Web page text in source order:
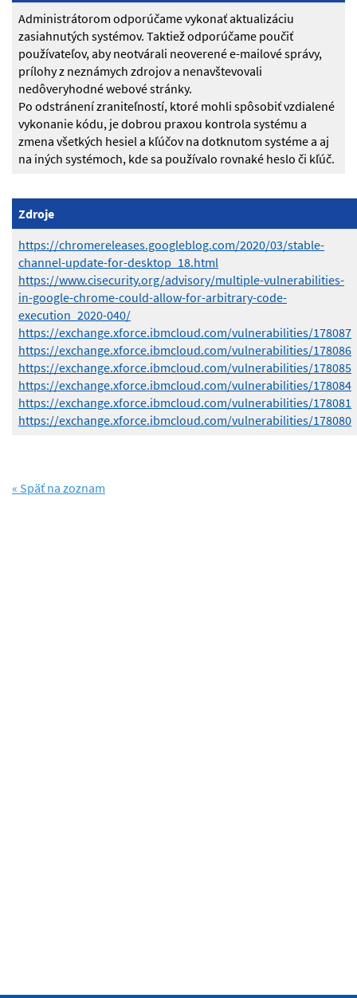
Administrátorom odporúčame vykonať aktualizáciu
zasiahnutých systémov. Taktiež odporúčame poučiť
používateľov, aby neotvárali neoverené e-mailové správy,
prílohy z neznámych zdrojov a nenavštevovali
nedôveryhodné webové stránky.
Po odstránení zraniteľností, ktoré mohli spôsobiť vzdialené
vykonanie kódu, je dobrou praxou kontrola systému a
zmena všetkých hesiel a kľúčov na dotknutom systéme a aj
na iných systémoch, kde sa používalo rovnaké heslo či kľúč.
Zdroje
https://chromereleases.googleblog.com/2020/03/stable-
channel-update-for-desktop_18.html
https://www.cisecurity.org/advisory/multiple-vulnerabilities-
in-google-chrome-could-allow-for-arbitrary-code-
execution_2020-040/
https://exchange.xforce.ibmcloud.com/vulnerabilities/178087
https://exchange.xforce.ibmcloud.com/vulnerabilities/178086
https://exchange.xforce.ibmcloud.com/vulnerabilities/178085
https://exchange.xforce.ibmcloud.com/vulnerabilities/178084
https://exchange.xforce.ibmcloud.com/vulnerabilities/178081
https://exchange.xforce.ibmcloud.com/vulnerabilities/178080
« Späť na zoznam